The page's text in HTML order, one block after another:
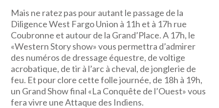
Mais ne ratez pas pour autant le passage de la
Diligence West Fargo Union à 11h et à 17h rue
Coubronne et autour de la Grand’Place. A 17h, le
«Western Story show» vous permettra d’admirer
des numéros de dressage équestre, de voltige
acrobatique, de tir à l’arc à cheval, de jonglerie de
feu. Et pour clore cette folle journée, de 18h à 19h,
un Grand Show final «La Conquête de l’Ouest» vous
fera vivre une Attaque des Indiens.